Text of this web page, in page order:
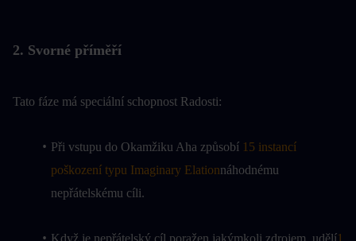
2. Svorné příměří
Tato fáze má speciální schopnost Radosti:
Při vstupu do Okamžiku Aha způsobí 15 instancí
poškození typu Imaginary Elationnáhodnému
nepřátelskému cíli.